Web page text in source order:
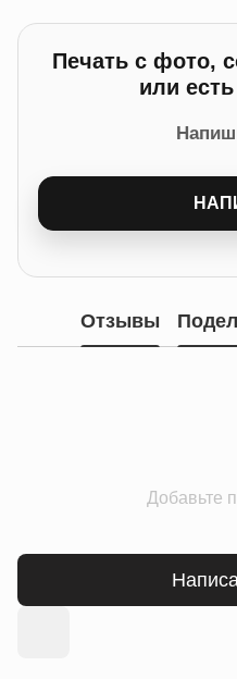
Печать с фото,
или
Отзывы
Добавьте